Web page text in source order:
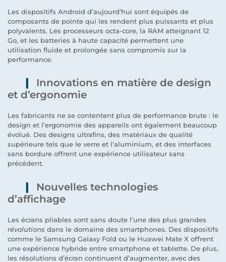
Les dispositifs Android d’aujourd’hui sont équipés de
composants de pointe qui les rendent plus puissants et plus
polyvalents. Les processeurs octa-core, la RAM atteignant 12
Go, et les batteries à haute capacité permettent une
utilisation fluide et prolongée sans compromis sur la
performance.
Innovations en matière de design
et d’ergonomie
Les fabricants ne se contentent plus de performance brute : le
design et l’ergonomie des appareils ont également beaucoup
évolué. Des designs ultrafins, des matériaux de qualité
supérieure tels que le verre et l’aluminium, et des interfaces
sans bordure offrent une expérience utilisateur sans
précédent.
Nouvelles technologies
d’affichage
Les écrans pliables sont sans doute l’une des plus grandes
révolutions dans le domaine des smartphones. Des dispositifs
comme le Samsung Galaxy Fold ou le Huawei Mate X offrent
une expérience hybride entre smartphone et tablette. De plus,
les résolutions d’écran continuent d’augmenter, avec des